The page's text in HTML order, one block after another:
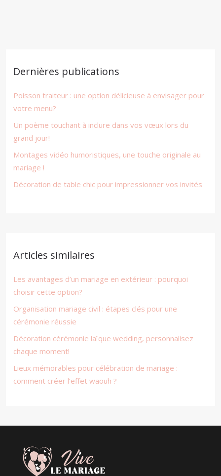
Dernières publications
Poisson traiteur : une option délicieuse à envisager pour
votre menu?
Un poème touchant à inclure dans vos vœux lors du
grand jour!
Montages vidéo humoristiques, une touche originale au
mariage !
Décoration de table chic pour impressionner vos invités
Articles similaires
Les avantages d’un mariage en extérieur : pourquoi
choisir cette option?
Organisation mariage civil : étapes clés pour une
cérémonie réussie
Décoration cérémonie laïque wedding, personnalisez
chaque moment!
Lieux mémorables pour célébration de mariage :
comment créer l’effet waouh ?